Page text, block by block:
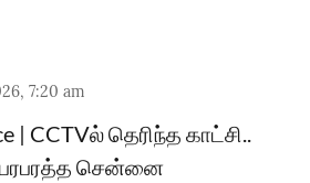
7:20 am
| CCTVல் தெரிந்த காட்சி..
சென்னை